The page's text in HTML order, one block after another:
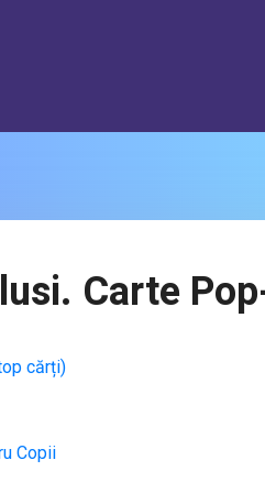
Carte
cărți)
Copii